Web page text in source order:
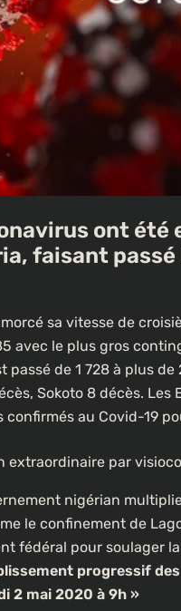
ont été
faisant
sa vitesse de
avec le plus gros
de 1 728 à plus
Sokoto 8 décès.
au Covid-19
extraordinaire par
nigérian
le confinement de
fédéral pour soulager
progressif
2 mai 2020 à 9h »